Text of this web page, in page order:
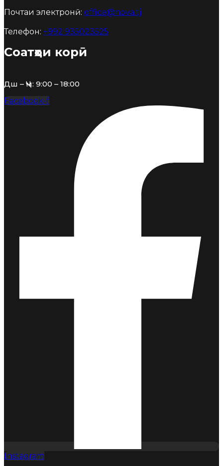
Почтаи электронӣ: office@nova.tj
Телефон: +992 935023525
Соатҳои корӣ
Дш – Ҷм: 9:00 – 18:00
Facebook-f
Instagram